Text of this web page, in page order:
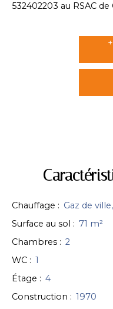
532402203 au RSAC
Chauffage : Gaz de
Surface au sol : 71 m²
Chambres : 2
WC : 1
Étage : 4
Construction : 1970